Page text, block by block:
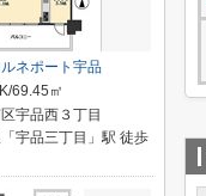
ネポート宇品
69.45㎡
宇品西３丁目
宇品三丁目」駅 徒歩